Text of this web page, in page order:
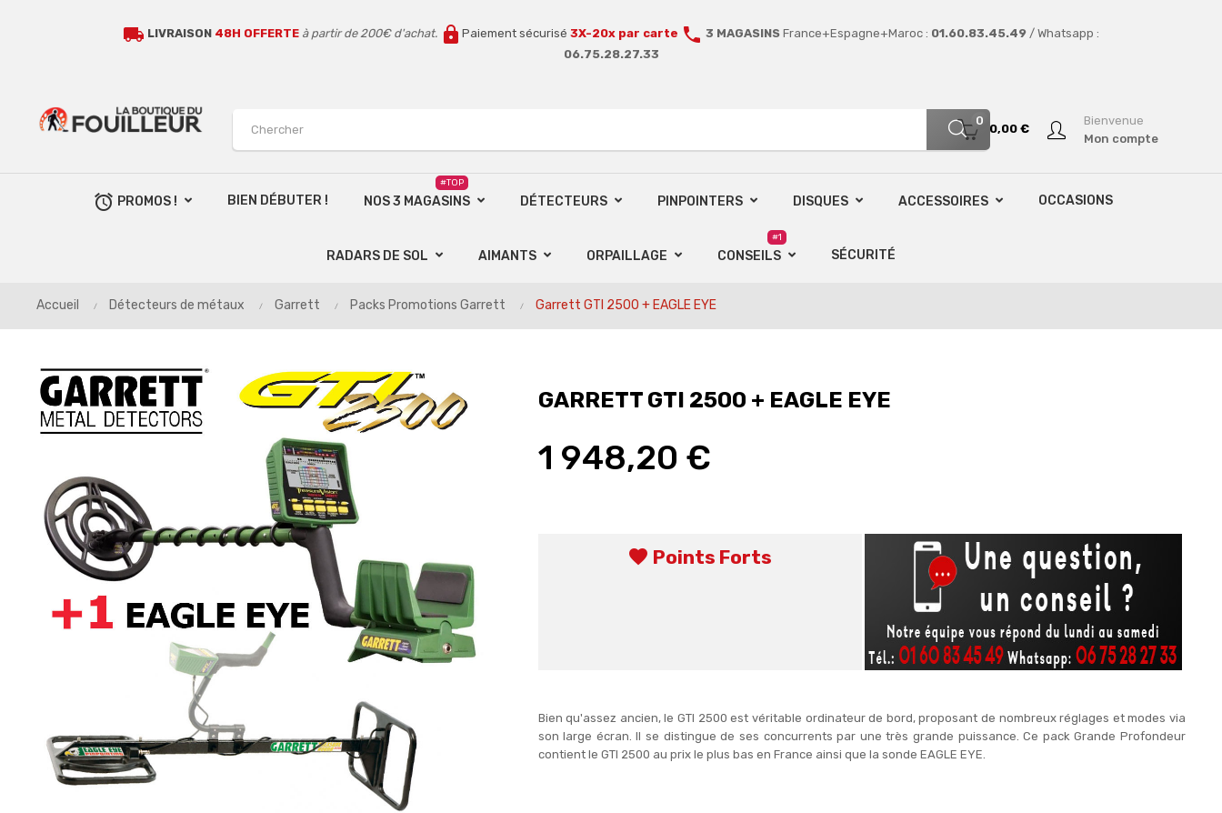
local_shipping LIVRAISON 48H OFFERTE à partir de 200€ d'achat. lock Paiement sécurisé 3X-20x par carte call 3 MAGASINS France+Espagne+Maroc : 01.60.83.45.49 / Whatsapp :
06.75.28.27.33
0
0,00 €
Bienvenue
Mon compte
alarm PROMOS ! BIEN DÉBUTER ! NOS 3 MAGASINS
#TOP
DÉTECTEURS PINPOINTERS DISQUES ACCESSOIRES OCCASIONS
RADARS DE SOL AIMANTS ORPAILLAGE CONSEILS
#1
SÉCURITÉ
Accueil Détecteurs de métaux Garrett Packs Promotions Garrett Garrett GTI 2500 + EAGLE EYE
GARRETT GTI 2500 + EAGLE EYE
1 948,20 €
favorite Points Forts
Bien qu'assez ancien, le GTI 2500 est véritable ordinateur de bord, proposant de nombreux réglages et modes via
son large écran. Il se distingue de ses concurrents par une très grande puissance. Ce pack Grande Profondeur
contient le GTI 2500 au prix le plus bas en France ainsi que la sonde EAGLE EYE.